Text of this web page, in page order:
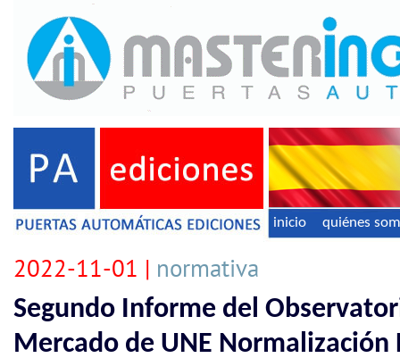
inicio quiénes
2022-11-01 | normativa
Segundo Informe del
Mercado de UNE Normalización